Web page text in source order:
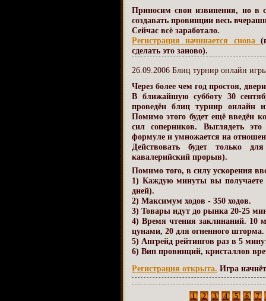
Приносим свои извинения, но в
создавать провинции весь
Сейчас всё заработало.
Регистрация начинается снова
сделать это заново).
26.09.2006 Блиц турнир онлайн
Через более чем год простоя,
В ближайшуюсубботу 30
проведён блиц турнир онлайн
Помимо этого будет ещё введён
сил соперников. Выглядеть
формуле и умножается на
Действовать будет только
кавалерийский прорыв).
Помимо того, в силу ускорения
1) Каждую минуты вы получаете
дней).
2) Максимум ходов - 350 ходов.
3) Товары идут до рынка 20-25
4) Время чтения заклинаний. 10
цунами, 20 для огненного шторма.
5) Апгрейд рейтингов раз в 5
6) Вип провинций, кристаллов
Регистрация открыта. Игра
1 2 3 4 5 6 7